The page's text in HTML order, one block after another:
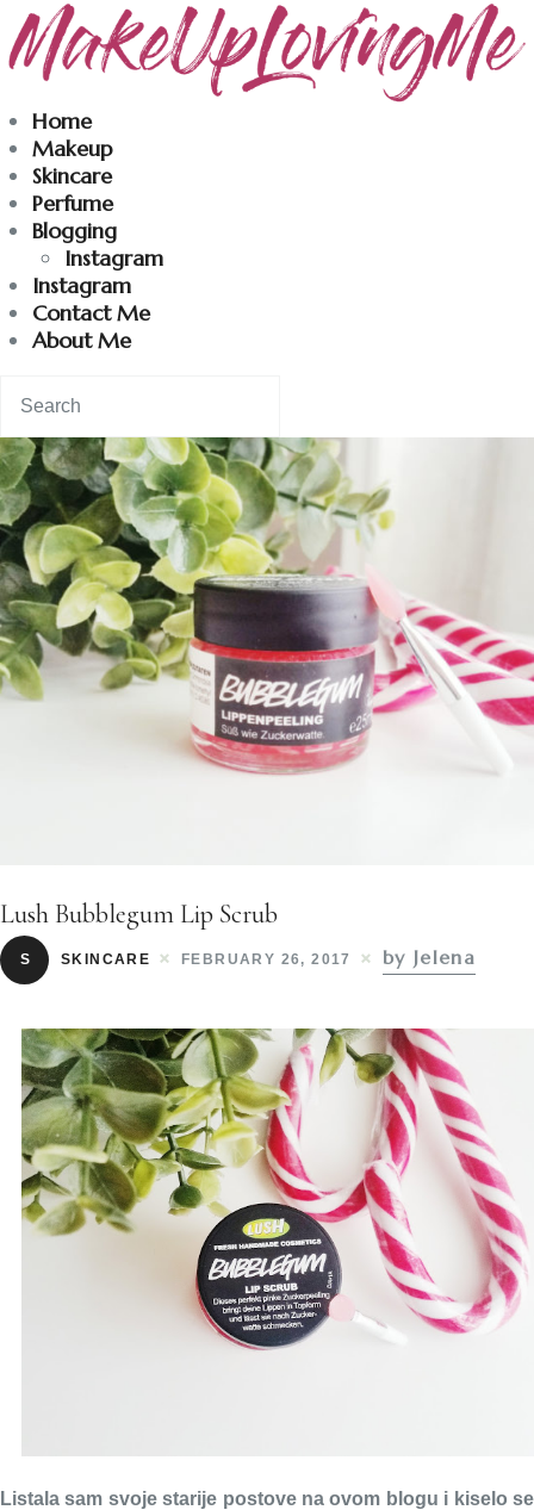
Home
Makeup
Skincare
Perfume
Blogging
Instagram
Instagram
Contact Me
About Me
Lush Bubblegum Lip Scrub
S SKINCARE FEBRUARY 26, 2017 by Jelena
Listala sam svoje starije postove na ovom blogu i kiselo se